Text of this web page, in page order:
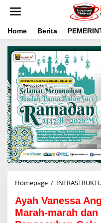
t
Home Berita
Homepage /
Ayah Vanessa
Marah-marah